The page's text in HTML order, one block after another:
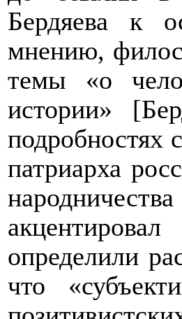
Бердяева к
мнению,
темы «о
истории»
подробностях
патриарха
определили
что